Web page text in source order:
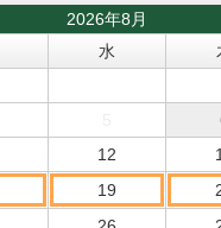
2026年8月
水
12
19